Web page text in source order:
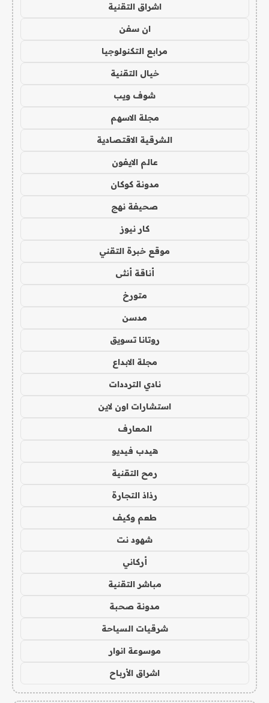
اشراق التقنية
ان سفن
مرابع التكنولوجيا
خيال التقنية
شوف ويب
مجلة الاسهم
الشرقية الاقتصادية
عالم الايفون
مدونة كوكان
صحيفة نهج
كار نيوز
موقع خبرة التقني
أناقة أنثى
متورخ
مدسن
روتانا تسويق
مجلة الابداع
نادي الترددات
استشارات اون لاين
المعارف
هيدب فيديو
رمح التقنية
رذاذ التجارة
طعم وكيف
شهود نت
أركاني
مباشر التقنية
مدونة صحبة
شرقيات السياحة
موسوعة انوار
اشراق الأرباح